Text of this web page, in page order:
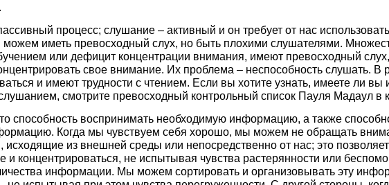
процесс; слушание – активный и он требует от нас
иметь превосходный слух, но быть плохими слушателями.
или дефицит концентрации внимания, имеют превосходный слух,
свое внимание. Их проблема – неспособность слушать. В
и имеют трудности с чтением. Если вы хотите узнать, имеете ли
смотрите превосходный контрольный список Пауля Мадаул в
способность воспринимать необходимую информацию, а также
Когда мы чувствуем себя хорошо, мы можем не обращать
исходящие из внешней среды или непосредственно от нас; это
и концентрироваться, не испытывая чувства растерянности или
информации. Мы можем сортировать и организовывать эту